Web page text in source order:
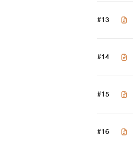
#13
#14
#15
#16